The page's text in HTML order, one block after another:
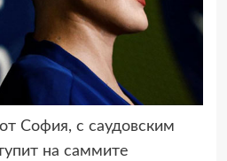
София, с саудовским
на саммите